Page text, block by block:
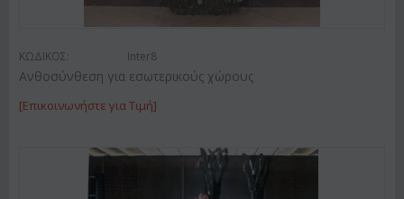
ΚΩΔΙΚΟΣ: Inter8
Ανθοσύνθεση για εσωτερικούς χώρους
[Επικοινωνήστε για Τιμή]